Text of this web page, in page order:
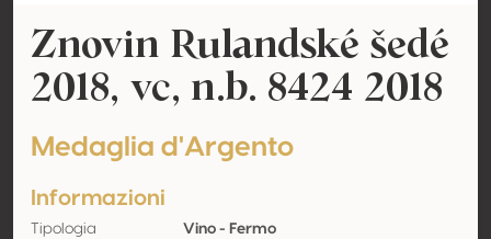
Znovin Rulandské šedé
2018, vc, n.b. 8424 2018
Medaglia d'Argento
Informazioni
Tipologia Vino - Fermo